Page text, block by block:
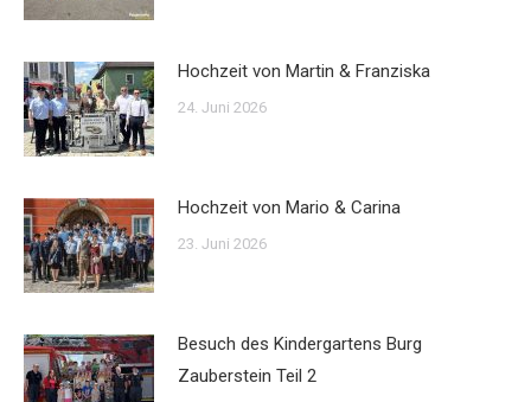
Hochzeit von Martin & Franziska
24. Juni 2026
Hochzeit von Mario & Carina
23. Juni 2026
Besuch des Kindergartens Burg
Zauberstein Teil 2